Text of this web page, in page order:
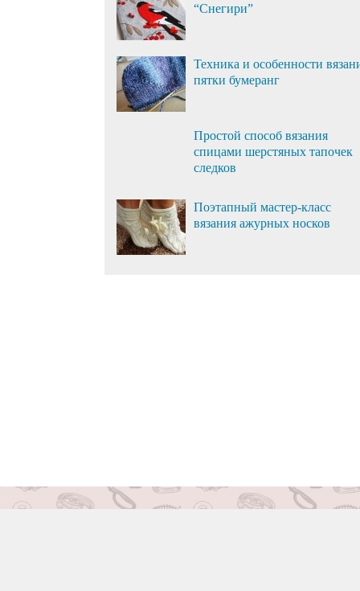
“Снегири”
Техника и особенности
пятки бумеранг
Простой способ вязания
спицами шерстяных тапочек
следков
Поэтапный мастер-класс
вязания ажурных носков